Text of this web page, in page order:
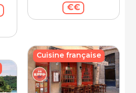
€€
Cuisine française